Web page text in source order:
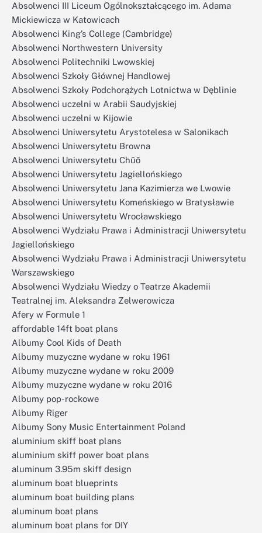
Absolwenci III Liceum Ogólnokształcącego im. Adama
Mickiewicza w Katowicach
Absolwenci King’s College (Cambridge)
Absolwenci Northwestern University
Absolwenci Politechniki Lwowskiej
Absolwenci Szkoły Głównej Handlowej
Absolwenci Szkoły Podchorążych Lotnictwa w Dęblinie
Absolwenci uczelni w Arabii Saudyjskiej
Absolwenci uczelni w Kijowie
Absolwenci Uniwersytetu Arystotelesa w Salonikach
Absolwenci Uniwersytetu Browna
Absolwenci Uniwersytetu Chūō
Absolwenci Uniwersytetu Jagiellońskiego
Absolwenci Uniwersytetu Jana Kazimierza we Lwowie
Absolwenci Uniwersytetu Komeńskiego w Bratysławie
Absolwenci Uniwersytetu Wrocławskiego
Absolwenci Wydziału Prawa i Administracji Uniwersytetu
Jagiellońskiego
Absolwenci Wydziału Prawa i Administracji Uniwersytetu
Warszawskiego
Absolwenci Wydziału Wiedzy o Teatrze Akademii
Teatralnej im. Aleksandra Zelwerowicza
Afery w Formule 1
affordable 14ft boat plans
Albumy Cool Kids of Death
Albumy muzyczne wydane w roku 1961
Albumy muzyczne wydane w roku 2009
Albumy muzyczne wydane w roku 2016
Albumy pop-rockowe
Albumy Riger
Albumy Sony Music Entertainment Poland
aluminium skiff boat plans
aluminium skiff power boat plans
aluminum 3.95m skiff design
aluminum boat blueprints
aluminum boat building plans
aluminum boat plans
aluminum boat plans for DIY